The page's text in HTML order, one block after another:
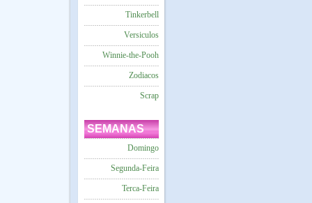
Tinkerbell
Versiculos
Winnie-the-Pooh
Zodiacos
Scrap
SEMANAS
Domingo
Segunda-Feira
Terca-Feira